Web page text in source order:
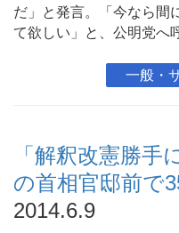
だ」と発言。「今なら間
て欲しい」と、公明党へ
一般・
「解釈改憲勝手
の首相官邸前で
2014.6.9